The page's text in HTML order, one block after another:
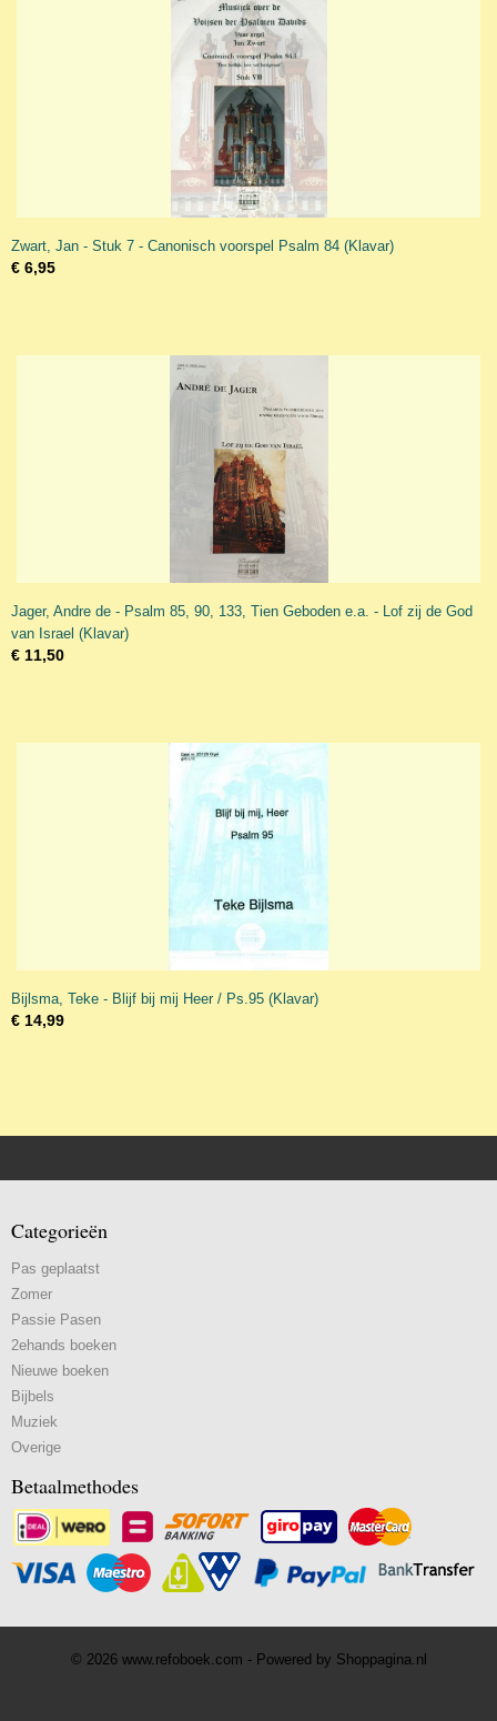
Zwart, Jan - Stuk 7 - Canonisch voorspel Psalm 84 (Klavar)
€ 6,95
Jager, Andre de - Psalm 85, 90, 133, Tien Geboden e.a. - Lof zij de God
van Israel (Klavar)
€ 11,50
Bijlsma, Teke - Blijf bij mij Heer / Ps.95 (Klavar)
€ 14,99
Categorieën
Pas geplaatst
Zomer
Passie Pasen
2ehands boeken
Nieuwe boeken
Bijbels
Muziek
Overige
Betaalmethodes
© 2026 www.refoboek.com - Powered by Shoppagina.nl